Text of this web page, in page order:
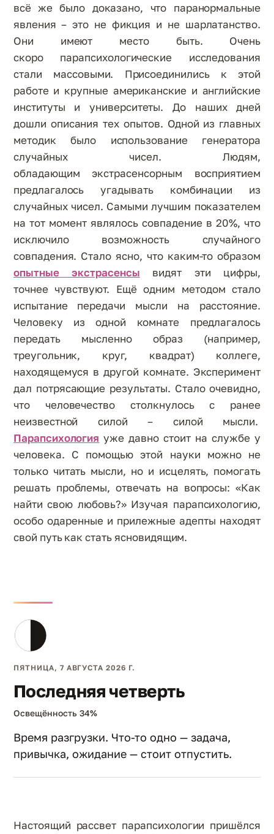
всё же было доказано, что паранормальные
явления – это не фикция и не шарлатанство.
Они имеют место быть. Очень
скоро парапсихологические исследования
стали массовыми. Присоединились к этой
работе и крупные американские и английские
институты и университеты. До наших дней
дошли описания тех опытов. Одной из главных
методик было использование генератора
случайных чисел. Людям,
обладающим экстрасенсорным восприятием
предлагалось угадывать комбинации из
случайных чисел. Самыми лучшим показателем
на тот момент являлось совпадение в 20%, что
исключило возможность случайного
совпадения. Стало ясно, что каким-то образом
опытные экстрасенсы видят эти цифры,
точнее чувствуют. Ещё одним методом стало
испытание передачи мысли на расстояние.
Человеку из одной комнате предлагалось
передать мысленно образ (например,
треугольник, круг, квадрат) коллеге,
находящемуся в другой комнате. Эксперимент
дал потрясающие результаты. Стало очевидно,
что человечество столкнулось с ранее
неизвестной силой – силой мысли.
Парапсихология уже давно стоит на службе у
человека. С помощью этой науки можно не
только читать мысли, но и исцелять, помогать
решать проблемы, отвечать на вопросы: «Как
найти свою любовь?» Изучая парапсихологию,
особо одаренные и прилежные адепты находят
свой путь как стать ясновидящим.
ПЯТНИЦА, 7 АВГУСТА 2026 Г.
Последняя четверть
Освещённость 34%
Время разгрузки. Что-то одно — задача,
привычка, ожидание — стоит отпустить.
Настоящий рассвет парапсихологии пришёлся